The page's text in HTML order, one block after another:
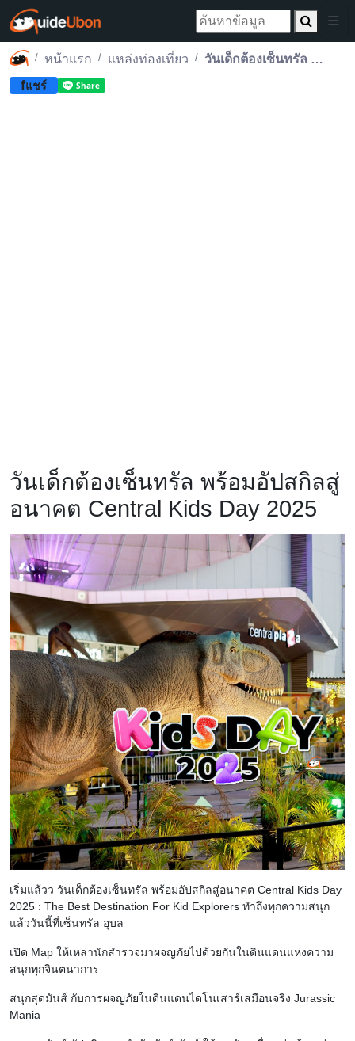
หน้าแรก แหล่งท่องเที่ยว วันเด็กต้องเซ็นทรัล พร้อมอัปสกิลสู่อนาคต Central Kids Day 2025
fแชร์
วันเด็กต้องเซ็นทรัล พร้อมอัปสกิลสู่
อนาคต Central Kids Day 2025
เริ่มแล้วว วันเด็กต้องเซ็นทรัล พร้อมอัปสกิลสู่อนาคต Central Kids Day
2025 : The Best Destination For Kid Explorers ทำถึงทุกความสนุก
แล้ววันนี้ที่เซ็นทรัล อุบล
เปิด Map ให้เหล่านักสำรวจมาผจญภัยไปด้วยกันในดินแดนแห่งความ
สนุกทุกจินตนาการ
สนุกสุดมันส์ กับการผจญภัยในดินแดนไดโนเสาร์เสมือนจริง Jurassic
Mania